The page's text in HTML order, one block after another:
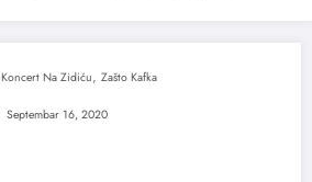
Koncert Na Zidiću, Zašto Kafka
Septembar 16, 2020